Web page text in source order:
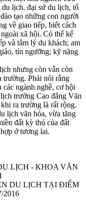
du lịch, đại sứ du lịch, tổ
tạo những con người
về giao tiếp, biết cách
xã hội. Có thể kể
và tâm lý du khách; am
tín ngưỡng; kỹ năng
nhưng còn vẫn còn
trường. Phải nói rằng
ngành nghề, cơ hội
trường Cao đẳng Văn
ra trường là rất rộng.
lịch văn hóa, vừa tăng
đất kỳ thú của đất
ở tương lai.
LỊCH - KHOA VĂN
DU LỊCH TẠI ĐIỂM
2016